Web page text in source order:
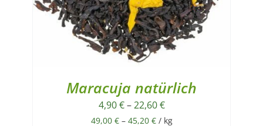
Maracuja natürlich
4,90€–22,60€
49,00 €– 45,20 €/ kg